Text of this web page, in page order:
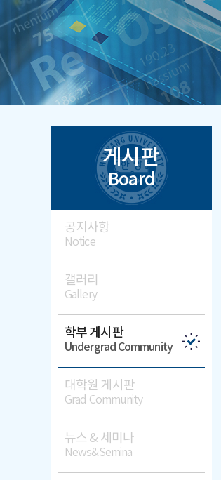
게시판
Board
공지사항
Notice
갤러리
Gallery
학부 게시판
Undergrad Community
대학원 게시판
Grad Community
뉴스 & 세미나
News&Semina